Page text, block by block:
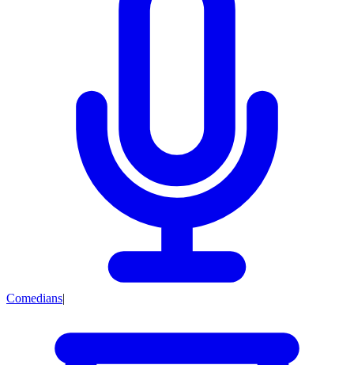
Comedians|